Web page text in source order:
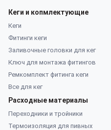
Кеги и копмлектующие
Кеги
Фитинги кеги
Заливочные головки для кег
Ключ для монтажа фитингов
Ремкомплект фитинга кеги
Все для кег
Расходные материалы
Переходники и тройники
Термоизоляция для пивных